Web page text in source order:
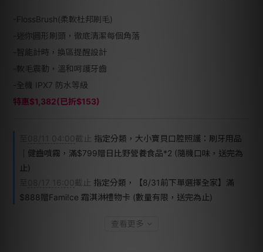
-FlossBrush(柔軟杜邦刷毛)
-迷你圓形刷頭，徹底清潔每個角落
-智能計時，換區提醒設計
-軟毛震動，溫和呵護牙齒
-全機 IPX7 防水等級
特惠$1,382(已折$153)
08/11 04:00截止 指定分類，大小寶貝口腔照護：刷牙用品
｜健齒噴霧，滿$799贈日比野營養食品*2 (隨機口味，送完為
止)
08/17 16:00截止 指定分類，【8/31前下單選擇全家】滿
$888贈Fami!ce 霜淇淋禮物卡 (數量有限，送完為止)
查看更多